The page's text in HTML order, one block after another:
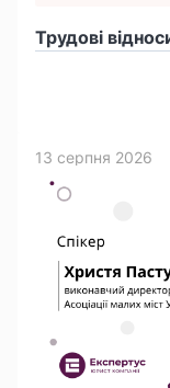
Трудові
13 серпня 2026